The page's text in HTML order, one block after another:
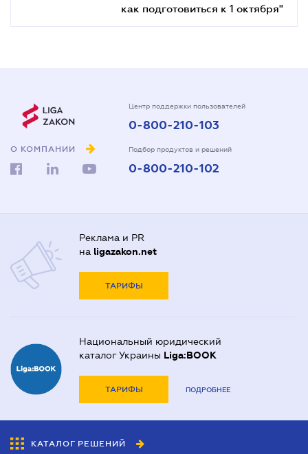
как подготовиться к 1 октября"
О КОМПАНИИ
Центр поддержки пользователей
0-800-210-103
Подбор продуктов и решений
0-800-210-102
Реклама и PR
на ligazakon.net
ТАРИФЫ
Национальный юридический
каталог Украины Liga:BOOK
ТАРИФЫ ПОДРОБНЕЕ
КАТАЛОГ РЕШЕНИЙ